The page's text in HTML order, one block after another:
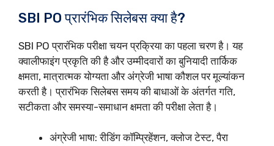
SBI PO प्रारंभिक सिलेबस क्या है?
SBI PO प्रारंभिक परीक्षा चयन प्रक्रिया का पहला चरण है। यह
क्वालीफाइंग प्रकृति की है और उम्मीदवारों का बुनियादी तार्किक
क्षमता, मात्रात्मक योग्यता और अंग्रेजी भाषा कौशल पर मूल्यांकन
करती है। प्रारंभिक सिलेबस समय की बाधाओं के अंतर्गत गति,
सटीकता और समस्या-समाधान क्षमता की परीक्षा लेता है।
अंग्रेजी भाषा: रीडिंग कॉम्प्रिहेंशन, क्लोज टेस्ट, पैरा